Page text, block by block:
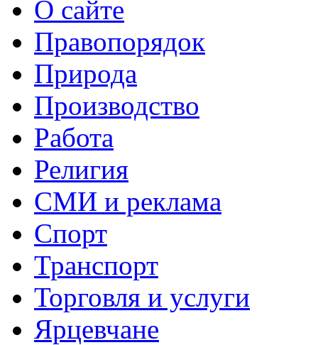
О сайте
Правопорядок
Природа
Производство
Работа
Религия
СМИ и реклама
Спорт
Транспорт
Торговля и услуги
Ярцевчане